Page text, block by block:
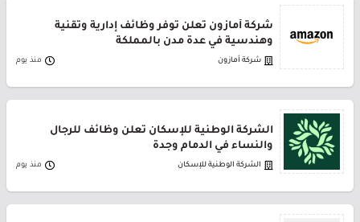
شركة أمازون تعلن توفر وظائف إدارية وتقنية
وهندسية في عدة مدن بالمملكة
شركة أمازون منذ يوم
الشركة الوطنية للإسكان تعلن وظائف للرجال
والنساء في الدمام وجدة
الشركة الوطنية للإسكان منذ يوم